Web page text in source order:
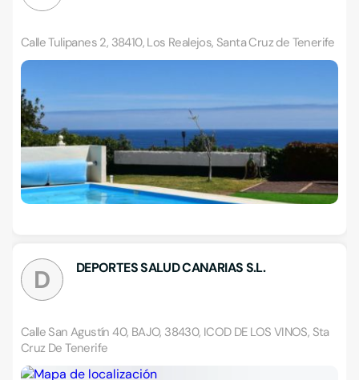
Calle Tulipanes 2, 38410, Los Realejos, Santa Cruz de Tenerife
D DEPORTES SALUD CANARIAS S.L.
Calle San Agustín 40, BAJO, 38430, ICOD DE LOS VINOS, Sta
Cruz De Tenerife